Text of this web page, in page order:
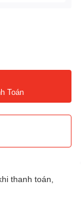
Toán
thanh toán,